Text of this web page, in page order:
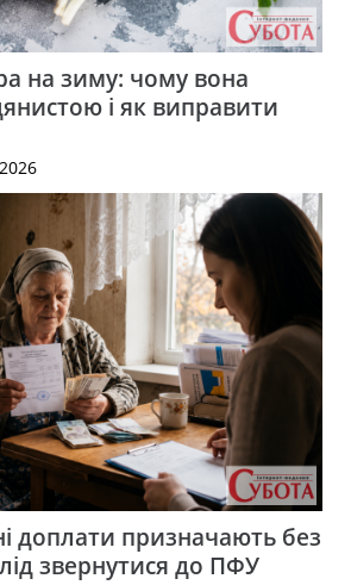
на зиму: чому вона
і як виправити
доплати призначають без
звернутися до ПФУ